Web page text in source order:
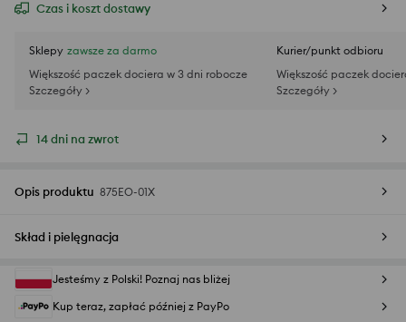
Czas i koszt dostawy
Sklepy zawsze za darmo
Większość paczek dociera w 3 dni robocze
Szczegóły >
Kurier/punkt odbioru
Większość paczek
Szczegóły >
14 dni na zwrot
Opis produktu 875EO-01X
Skład i pielęgnacja
Jesteśmy z Polski! Poznaj nas bliżej
Kup teraz, zapłać później z PayPo